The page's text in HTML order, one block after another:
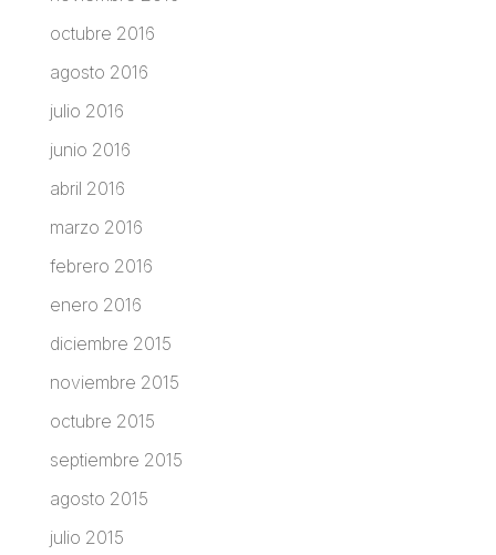
octubre 2016
agosto 2016
julio 2016
junio 2016
abril 2016
marzo 2016
febrero 2016
enero 2016
diciembre 2015
noviembre 2015
octubre 2015
septiembre 2015
agosto 2015
julio 2015